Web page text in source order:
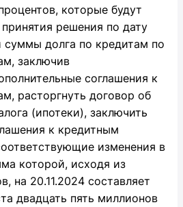
которые будут
решения по дату
суммы долга по кредитам по
заключив
соглашения к
расторгнуть договор об
(ипотеки), заключить
к кредитным
изменения в
которой, исходя из
на 20.11.2024 составляет
двадцать пять миллионов